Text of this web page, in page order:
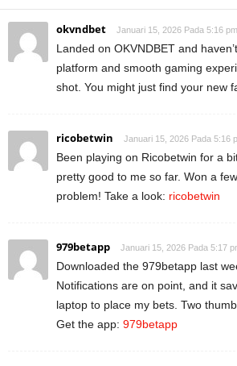
okvndbet Januari 15, 2026 Pada 5:16 pm
Landed on OKVNDBET and
platform and smooth gaming
shot. You might just find your new
ricobetwin Januari 15, 2026 Pada 5:16
Been playing on Ricobetwin for a
pretty good to me so far. Won a
problem! Take a look: ricobetwin
979betapp Januari 15, 2026 Pada 5:17
Downloaded the 979betapp last
Notifications are on point, and it
laptop to place my bets. Two
Get the app: 979betapp